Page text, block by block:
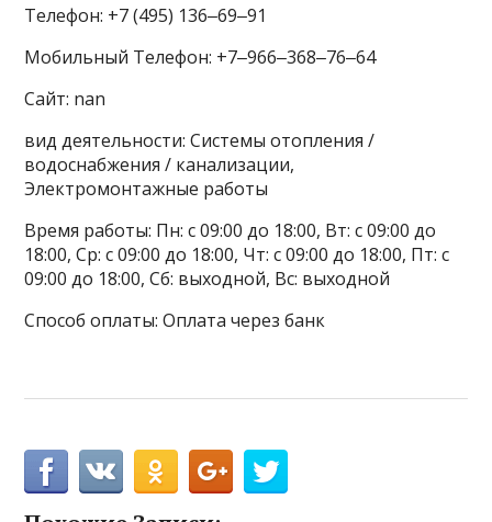
Телефон: +7 (495) 136‒69‒91
Мобильный Телефон: +7‒966‒368‒76‒64
Сайт: nan
вид деятельности: Системы отопления /
водоснабжения / канализации,
Электромонтажные работы
Время работы: Пн: с 09:00 до 18:00, Вт: с 09:00 до
18:00, Ср: с 09:00 до 18:00, Чт: с 09:00 до 18:00, Пт: с
09:00 до 18:00, Сб: выходной, Вс: выходной
Способ оплаты: Оплата через банк